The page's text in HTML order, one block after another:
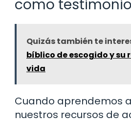
como
Quizás también te
bíblico de escogido y su
vida
Cuando aprendemos
nuestros recursos de